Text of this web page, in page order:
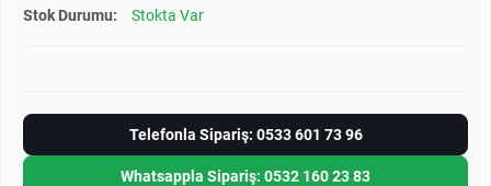
Stok Durumu: Stokta Var
Telefonla Sipariş: 0533 601 73 96
Whatsappla Sipariş: 0532 160 23 83